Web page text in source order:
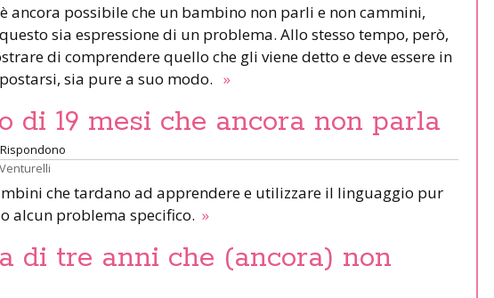
ancora possibile che un bambino non parli e non cammini,
sia espressione di un problema. Allo stesso tempo, però,
di comprendere quello che gli viene detto e deve essere in
sia pure a suo modo. »
di 19 mesi che ancora non parla
che tardano ad apprendere e utilizzare il linguaggio pur
alcun problema specifico. »
di tre anni che (ancora) non